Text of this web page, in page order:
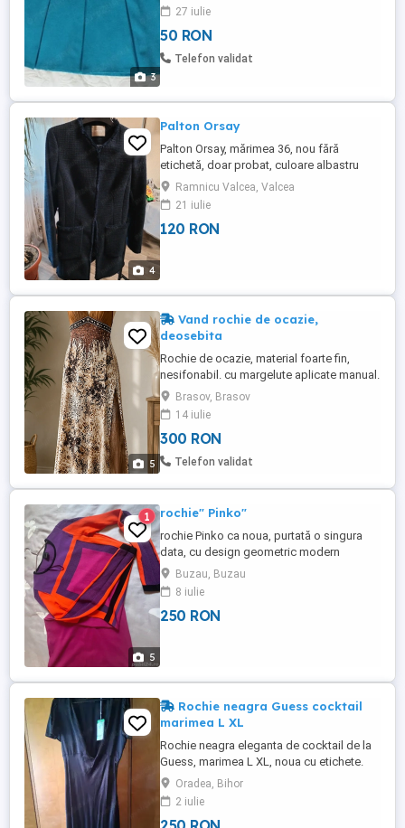
3
caracteristică adesea amestecurilor de
poliester cu elastan sau vâscoză.
Lungimea totală: 44,5 cm. Întreținere: ușor
de întreținut, se spala la mașină. După
27 iulie
50 RON
Telefon validat
4
Palton Orsay
Palton Orsay, mărimea 36, nou fără
etichetă, doar probat, culoare albastru
închisRamnicu Valcea, Valcea
21 iulie
120 RON
5
Vand rochie de ocazie,
deosebita
Rochie de ocazie, material foarte fin,
nesifonabil. cu margelute aplicate manual.
Arata foarte bine pe persoane cu forme si
talie ingusta. Transport gratuit. Se aseaza
foarte frumos si este placuta la purtare.
Rog seiozitate. Nu raspund pe wp.
Brasov, Brasov
14 iulie
300 RON
Telefon validat
5
1 rochie" Pinko"
rochie Pinko ca noua, purtată o singura
data, cu design geometric modern
Buzau, Buzau
8 iulie
250 RON
Rochie neagra Guess cocktail
marimea L XL
Rochie neagra eleganta de cocktail de la
Guess, marimea L XL, noua cu etichete.
Perfecta pentru ocazii speciale sau
evenimente de seara. Cu un design clasic
si elegant, aceasta rochie va atrage cu
Oradea, Bihor
2 iulie